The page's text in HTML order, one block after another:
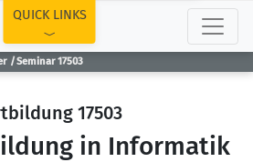
Seminar 17503
QUICK LINKS
17503
in Informatik